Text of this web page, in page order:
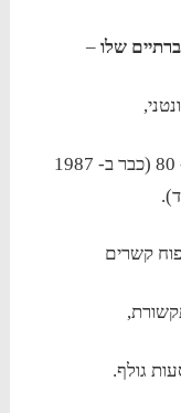
שלו –
טראמפ מתכנן אותו כבר מאמצע שנות ה- 80 (כבר ב- 1987
קשרים
גולף.